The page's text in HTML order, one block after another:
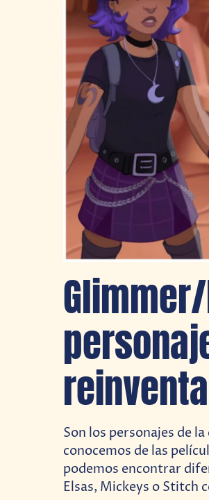
Son los personajes de
conocemos de las
podemos encontrar
Elsas, Mickeys o Stitch